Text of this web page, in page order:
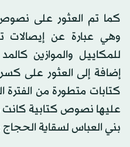
كما تم العثور على
وهي عبارة عن إيصالات
للمكاييل والموازين
إضافة إلى العثور على
كتابات متطورة من الفترة
عليها نصوص كتابية كانت
بني العباس لسقاية الحجاج